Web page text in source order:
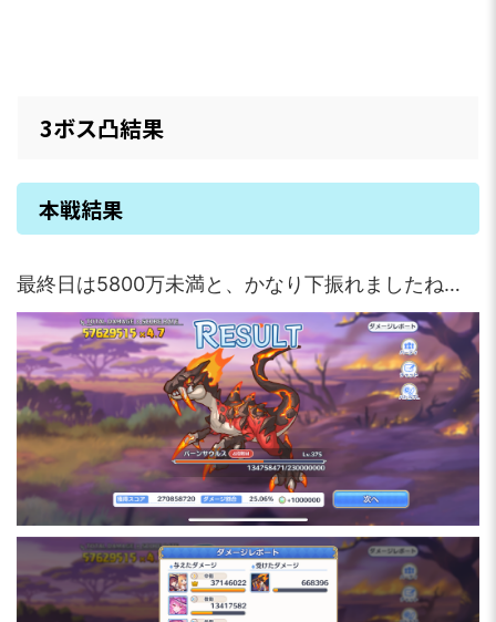
3ボス凸結果
本戦結果
最終日は5800万未満と、かなり下振れましたね…